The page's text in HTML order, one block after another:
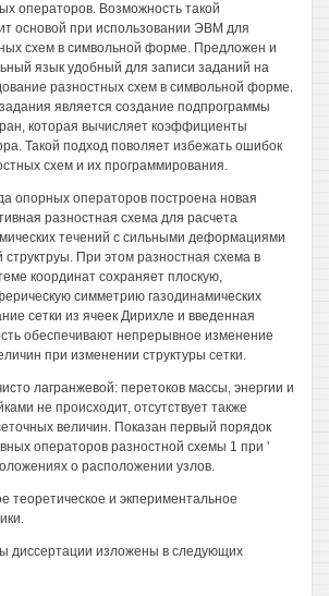
операторов. Возможность такой
основой при использовании ЭВМ для
схем в символьной форме. Предложен и
язык удобный для записи заданий на
разностных схем в символьной форме.
является создание подпрограммы
которая вычисляет коэффициенты
Такой подход поволяет избежать ошибок
схем и их программирования.
опорных операторов построена новая
разностная схема для расчета
течений с сильными деформациями
При этом разностная схема в
координат сохраняет плоскую,
симметрию газодинамических
сетки из ячеек Дирихле и введенная
обеспечивают непрерывное изменение
при изменении структуры сетки.
лагранжевой: перетоков массы, энергии и
не происходит, отсутствует также
величин. Показан первый порядок
операторов разностной схемы 1 при '
о расположении узлов.
теоретическое и экпериментальное
диссертации изложены в следующих